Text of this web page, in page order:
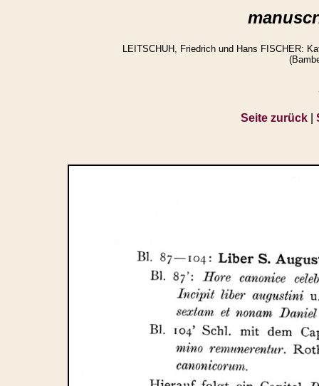
LEITSCHUH, Friedrich und Hans FISCHER:
Seite zurück|